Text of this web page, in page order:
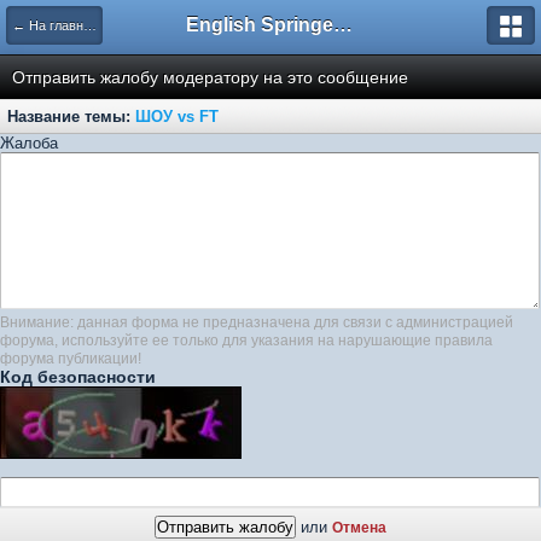
← На главную English Springer Spaniel Club
Отправить жалобу модератору на это сообщение
Название темы:
ШОУ vs FT
Жалоба
Внимание: данная форма не предназначена для связи с администрацией
форума, используйте ее только для указания на нарушающие правила
форума публикации!
Код безопасности
или Отмена